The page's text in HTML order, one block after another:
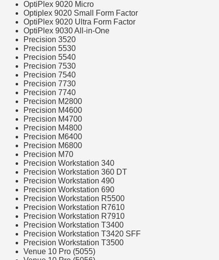
OptiPlex 9020 Micro
Optiplex 9020 Small Form Factor
OptiPlex 9020 Ultra Form Factor
OptiPlex 9030 All-in-One
Precision 3520
Precision 5530
Precision 5540
Precision 7530
Precision 7540
Precision 7730
Precision 7740
Precision M2800
Precision M4600
Precision M4700
Precision M4800
Precision M6400
Precision M6800
Precision M70
Precision Workstation 340
Precision Workstation 360 DT
Precision Workstation 490
Precision Workstation 690
Precision Workstation R5500
Precision Workstation R7610
Precision Workstation R7910
Precision Workstation T3400
Precision Workstation T3420 SFF
Precision Workstation T3500
Venue 10 Pro (5055)